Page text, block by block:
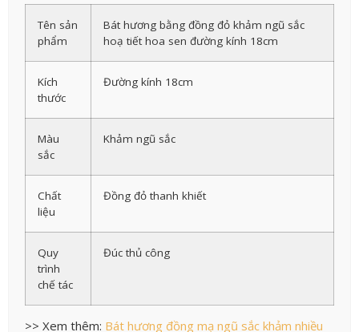
Tên sản
phẩm
Bát hương bằng đồng đỏ khảm ngũ sắc
hoạ tiết hoa sen đường kính 18cm
Kích
thước
Đường kính 18cm
Màu
sắc
Khảm ngũ sắc
Chất
liệu
Đồng đỏ thanh khiết
Quy
trình
chế tác
Đúc thủ công
>> Xem thêm: Bát hương đồng mạ ngũ sắc khảm nhiều